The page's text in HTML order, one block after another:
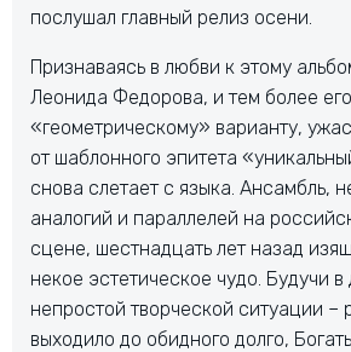
послушал главный релиз осени.
Признаваясь в любви к этому
Леонида Федорова, и тем более
«геометрическому» варианту,
от шаблонного эпитета
снова слетает с языка. Ансамбль,
аналогий и параллелей на
сцене, шестнадцать лет назад
некое эстетическое чудо. Будучи в
непростой творческой ситуации –
выходило до обидного долго,